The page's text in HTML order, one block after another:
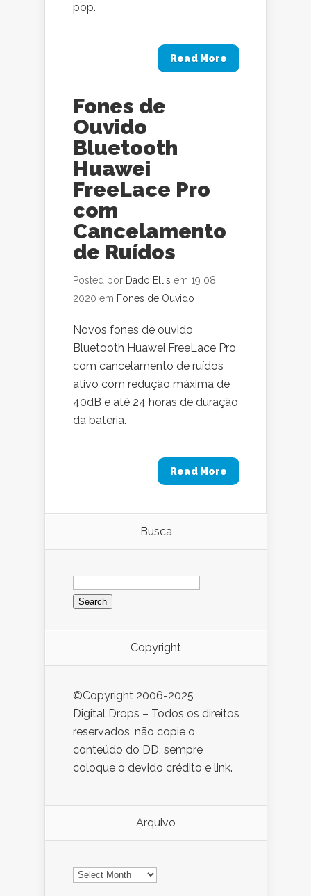
pop.
Read More
Fones de
Ouvido
Bluetooth
Huawei
FreeLace Pro
com
Cancelamento
de Ruídos
Posted por Dado Ellis em 19 08,
2020 em Fones de Ouvido
Novos fones de ouvido
Bluetooth Huawei FreeLace Pro
com cancelamento de ruídos
ativo com redução máxima de
40dB e até 24 horas de duração
da bateria.
Read More
Busca
Search
for:
Copyright
©Copyright 2006-2025
Digital Drops – Todos os direitos
reservados, não copie o
conteúdo do DD, sempre
coloque o devido crédito e link.
Arquivo
Arquivo